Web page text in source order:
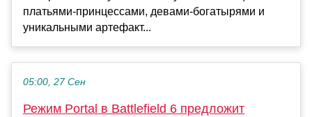
платьями-принцессами, девами-богатырями и
уникальными артефакт...
05:00, 27 Сен
Режим Portal в Battlefield 6 предложит